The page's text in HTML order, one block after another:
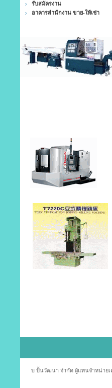
รับสมัครงาน
อาคารสำนักงาน ขาย-ให้เช่า
บ ปั้นวัฒนา จำกัด ผู้แทนจำหน่ายเ